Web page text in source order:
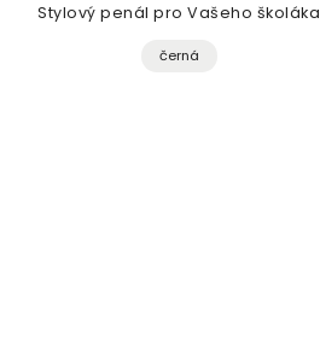
Stylový penál pro Vašeho školáka
černá